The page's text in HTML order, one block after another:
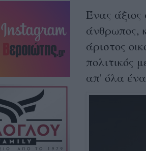
Ένας άξιος
άνθρωπος,
άριστος
πολιτικός
απ' όλα